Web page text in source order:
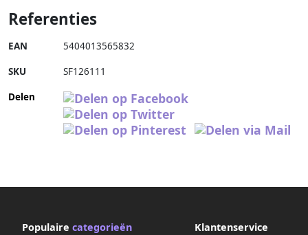
Referenties
EAN 5404013565832
SKU SF126111
Delen
Populaire categorieën Klantenservice